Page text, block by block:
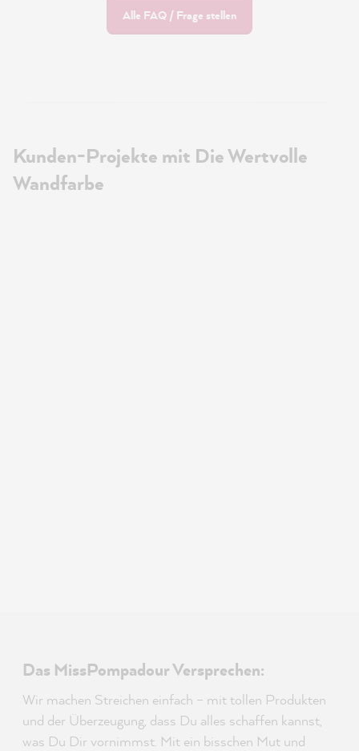
Alle FAQ / Frage stellen
Kunden-Projekte mit Die Wertvolle
Wandfarbe
Das MissPompadour Versprechen:
Wir machen Streichen einfach – mit tollen Produkten
und der Überzeugung, dass Du alles schaffen kannst,
was Du Dir vornimmst. Mit ein bisschen Mut und